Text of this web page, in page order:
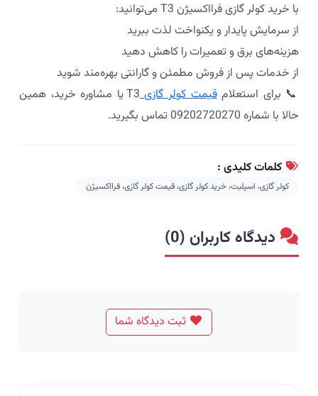
با خرید کولر گازی فرااکسیژن T3 می‌توانید:
از سرمایش پایدار و یکنواخت لذت ببرید
هزینه‌های برق و تعمیرات را کاهش دهید
از خدمات پس از فروش مطمئن و گارانتی بهره‌مند شوید
📞 برای استعلامقیمت کولر گازی
T3 یا مشاوره خرید، همین
حالا با شماره 09202720270 تماس بگیرید.
کلمات کلیدی :
کولر گازی، اسپلیت، خرید کولر گازی، قیمت کولر گازی، فرااکسیژن
دیدگاه کاربران (0)
ثبت دیدگاه شما